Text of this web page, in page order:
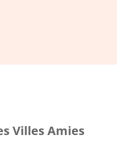
Villes Amies